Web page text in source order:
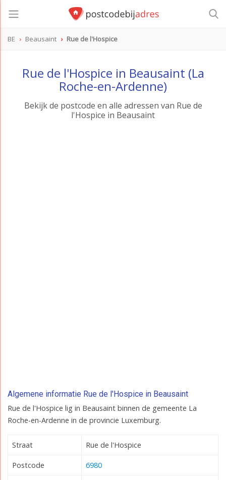
BE Beausaint Rue de l'Hospice
Rue de l'Hospice in Beausaint (La
Roche-en-Ardenne)
Bekijk de postcode en alle adressen van Rue de
l'Hospice in Beausaint
Algemene informatie Rue de l'Hospice in Beausaint
Rue de l'Hospice lig in Beausaint binnen de gemeente La
Roche-en-Ardenne in de provincie Luxemburg.
Straat Rue de l'Hospice
Postcode 6980